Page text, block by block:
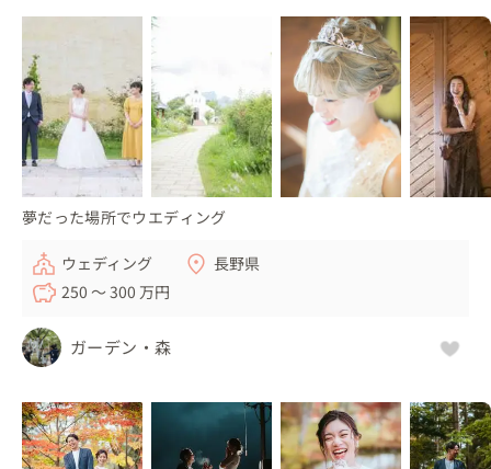
夢だった場所でウエディング
ウェディング
長野県
250 〜 300 万円
ガーデン・森